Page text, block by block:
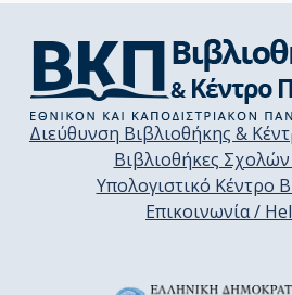
Διεύθυνση Βιβλιοθήκης &
Βιβλιοθήκες
Υπολογιστικό Κέντρο
Επικοινωνία /